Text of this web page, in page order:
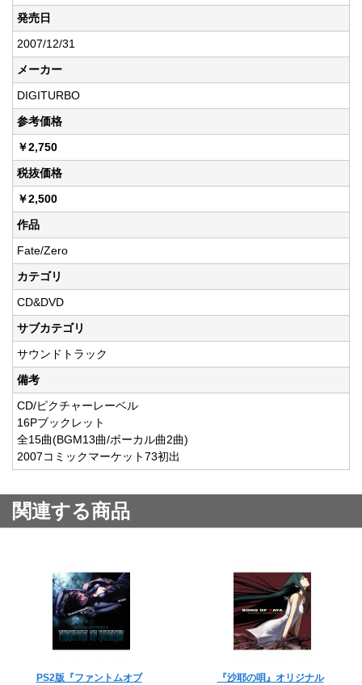
発売日
2007/12/31
メーカー
DIGITURBO
参考価格
￥2,750
税抜価格
￥2,500
作品
Fate/Zero
カテゴリ
CD&DVD
サブカテゴリ
サウンドトラック
備考
CD/ピクチャーレーベル
16Pブックレット
全15曲(BGM13曲/ボーカル曲2曲)
2007コミックマーケット73初出
関連する商品
PS2版『ファントムオブ
『沙耶の唄』オリジナル